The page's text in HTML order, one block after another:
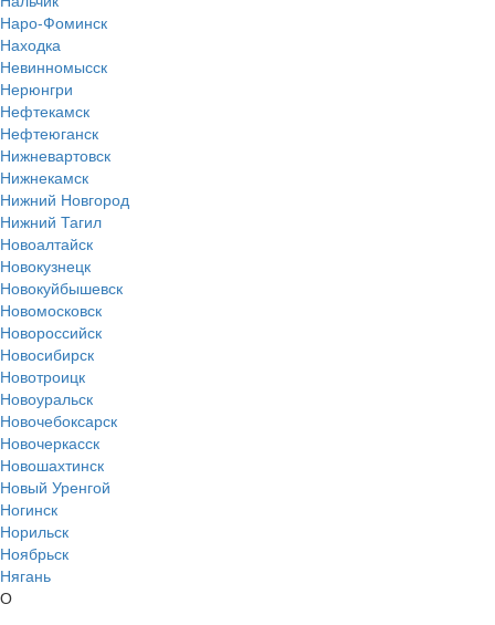
Наро-Фоминск
Находка
Невинномысск
Нерюнгри
Нефтекамск
Нефтеюганск
Нижневартовск
Нижнекамск
Нижний Новгород
Нижний Тагил
Новоалтайск
Новокузнецк
Новокуйбышевск
Новомосковск
Новороссийск
Новосибирск
Новотроицк
Новоуральск
Новочебоксарск
Новочеркасск
Новошахтинск
Новый Уренгой
Ногинск
Норильск
Ноябрьск
Нягань
О